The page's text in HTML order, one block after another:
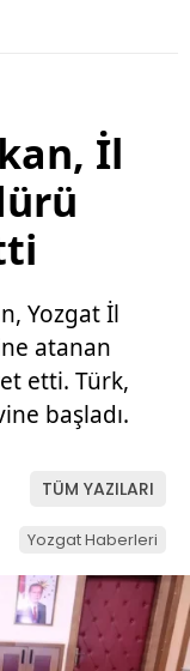
İl
Yozgat İl
atanan
etti. Türk,
başladı.
TÜM YAZILARI
Yozgat Haberleri